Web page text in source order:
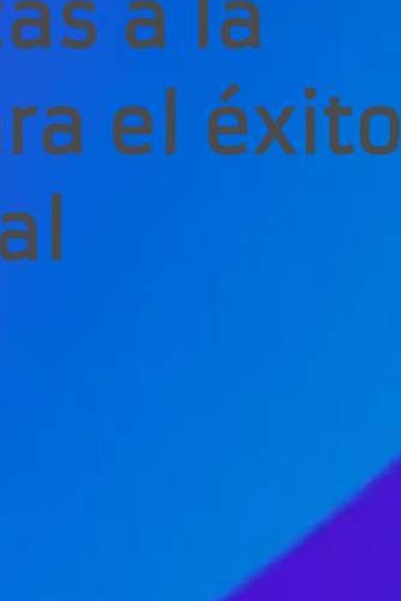
a la
el éxito